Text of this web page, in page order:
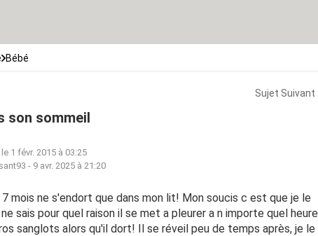
Bébé
Sujet Suivant
son sommeil
1 févr. 2015 à 03:25
- 9 avr. 2025 à 21:20
7 mois ne s'endort que dans mon lit! Mon soucis c est que je le
sais pour quel raison il se met a pleurer a n importe quel heure
sanglots alors qu'il dort! Il se réveil peu de temps après, je le